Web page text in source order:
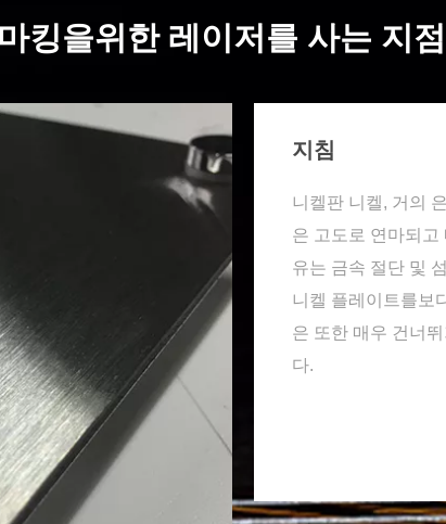
킹을위한 레이저를 사는 지
지침
니켈판 니켈, 거의
은 고도로 연마되고
유는 금속 절단 및
니켈 플레이트를보
은 또한 매우 건너
다.